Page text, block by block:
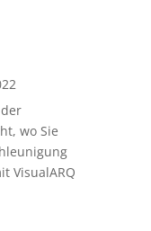
wo Sie
VisualARQ